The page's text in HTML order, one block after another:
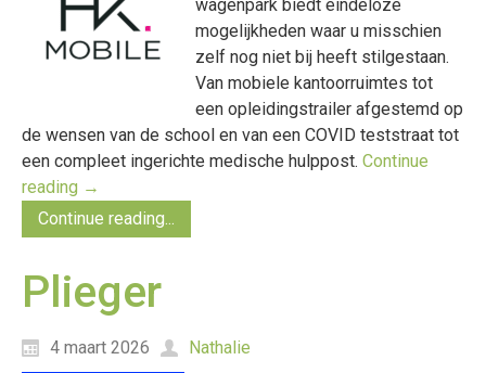
wagenpark biedt eindeloze
mogelijkheden waar u misschien
zelf nog niet bij heeft stilgestaan.
Van mobiele kantoorruimtes tot
een opleidingstrailer afgestemd op
de wensen van de school en van een COVID teststraat tot
een compleet ingerichte medische hulppost. Continue
reading →
Continue reading...
Plieger
4 maart 2026
Nathalie